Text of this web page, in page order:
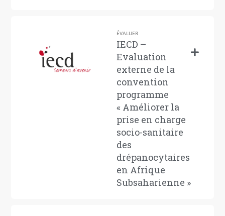
ÉVALUER
IECD –
Evaluation
externe de la
convention
programme
« Améliorer la
prise en charge
socio-sanitaire
des
drépanocytaires
en Afrique
Subsaharienne »